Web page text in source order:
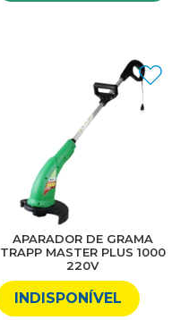
APARADOR DE GRAMA
TRAPP MASTER PLUS 1000
220V
INDISPONÍVEL